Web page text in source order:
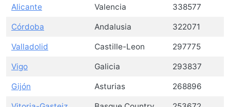
Alicante Valencia 338577
Córdoba Andalusia 322071
Valladolid Castille-Leon 297775
Vigo Galicia 293837
Gijón Asturias 268896